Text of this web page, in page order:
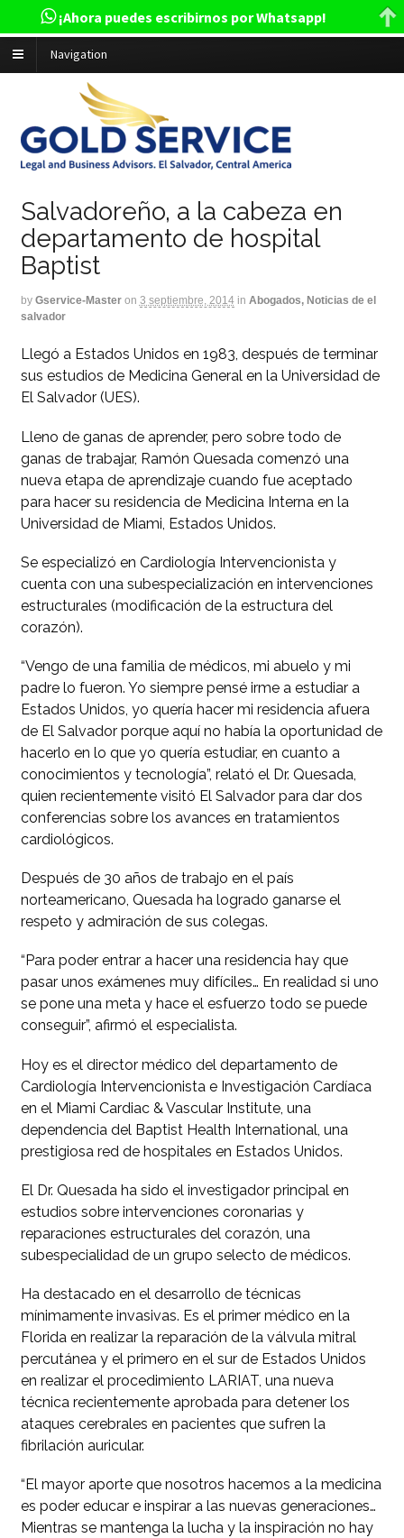
Navigation
Salvadoreño, a la cabeza en
departamento de hospital
Baptist
by Gservice-Master on 3 septiembre, 2014 in Abogados, Noticias de el
salvador
Llegó a Estados Unidos en 1983, después de terminar
sus estudios de Medicina General en la Universidad de
El Salvador (UES).
Lleno de ganas de aprender, pero sobre todo de
ganas de trabajar, Ramón Quesada comenzó una
nueva etapa de aprendizaje cuando fue aceptado
para hacer su residencia de Medicina Interna en la
Universidad de Miami, Estados Unidos.
Se especializó en Cardiología Intervencionista y
cuenta con una subespecialización en intervenciones
estructurales (modificación de la estructura del
corazón).
“Vengo de una familia de médicos, mi abuelo y mi
padre lo fueron. Yo siempre pensé irme a estudiar a
Estados Unidos, yo quería hacer mi residencia afuera
de El Salvador porque aquí no había la oportunidad de
hacerlo en lo que yo quería estudiar, en cuanto a
conocimientos y tecnología”, relató el Dr. Quesada,
quien recientemente visitó El Salvador para dar dos
conferencias sobre los avances en tratamientos
cardiológicos.
Después de 30 años de trabajo en el país
norteamericano, Quesada ha logrado ganarse el
respeto y admiración de sus colegas.
“Para poder entrar a hacer una residencia hay que
pasar unos exámenes muy difíciles… En realidad si uno
se pone una meta y hace el esfuerzo todo se puede
conseguir”, afirmó el especialista.
Hoy es el director médico del departamento de
Cardiología Intervencionista e Investigación Cardíaca
en el Miami Cardiac & Vascular Institute, una
dependencia del Baptist Health International, una
prestigiosa red de hospitales en Estados Unidos.
El Dr. Quesada ha sido el investigador principal en
estudios sobre intervenciones coronarias y
reparaciones estructurales del corazón, una
subespecialidad de un grupo selecto de médicos.
Ha destacado en el desarrollo de técnicas
mínimamente invasivas. Es el primer médico en la
Florida en realizar la reparación de la válvula mitral
percutánea y el primero en el sur de Estados Unidos
en realizar el procedimiento LARIAT, una nueva
técnica recientemente aprobada para detener los
ataques cerebrales en pacientes que sufren la
fibrilación auricular.
“El mayor aporte que nosotros hacemos a la medicina
es poder educar e inspirar a las nuevas generaciones…
Mientras se mantenga la lucha y la inspiración no hay
¡Ahora puedes escribirnos por Whatsapp!